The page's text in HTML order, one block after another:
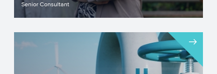
Senior Consultant